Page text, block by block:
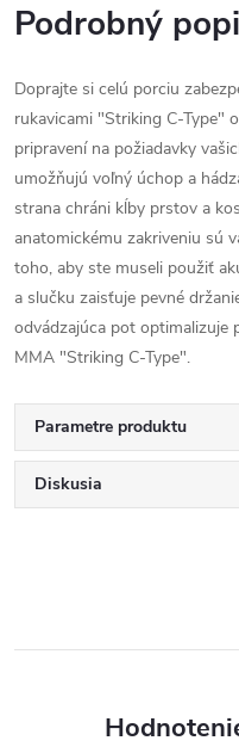
Podrobný
Doprajte si celú porciu
rukavicami "Striking C-Type"
pripravení na požiadavky
umožňujú voľný úchop a
strana chráni kĺby prstov a
anatomickému zakriveniu sú
toho, aby ste museli použiť
a slučku zaisťuje pevné
odvádzajúca pot optimalizuje
MMA "Striking C-Type".
Parametre produktu
Diskusia